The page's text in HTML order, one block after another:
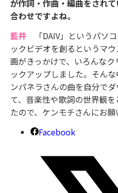
が作詞・作曲・編曲をされ
合わせですよね。
藍井 「DAIV」というパソ
ックビデオを創るというマ
画がきっかけで、いろんな
ックアップしました。そん
ンパネラさんの曲を自分で
て、音楽性や歌詞の世界観
たので、ケンモチさんにお願
Facebook